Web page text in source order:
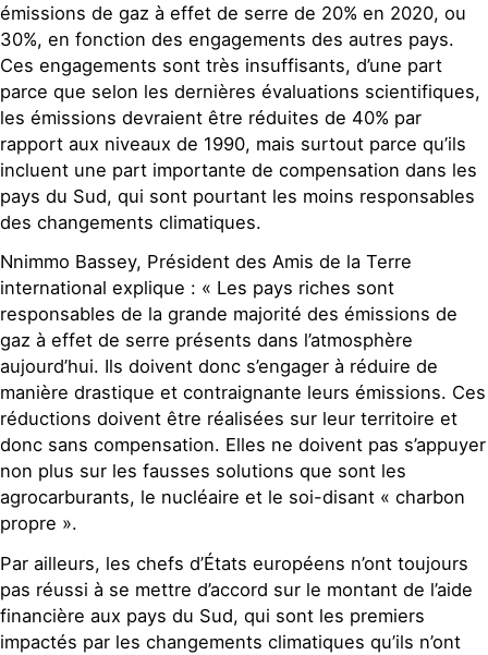
émissions de gaz à effet de serre de 20% en 2020, ou
30%, en fonction des engagements des autres pays.
Ces engagements sont très insuffisants, d’une part
parce que selon les dernières évaluations scientifiques,
les émissions devraient être réduites de 40% par
rapport aux niveaux de 1990, mais surtout parce qu’ils
incluent une part importante de compensation dans les
pays du Sud, qui sont pourtant les moins responsables
des changements climatiques.
Nnimmo Bassey, Président des Amis de la Terre
international explique : « Les pays riches sont
responsables de la grande majorité des émissions de
gaz à effet de serre présents dans l’atmosphère
aujourd’hui. Ils doivent donc s’engager à réduire de
manière drastique et contraignante leurs émissions. Ces
réductions doivent être réalisées sur leur territoire et
donc sans compensation. Elles ne doivent pas s’appuyer
non plus sur les fausses solutions que sont les
agrocarburants, le nucléaire et le soi-disant « charbon
propre ».
Par ailleurs, les chefs d’États européens n’ont toujours
pas réussi à se mettre d’accord sur le montant de l’aide
financière aux pays du Sud, qui sont les premiers
impactés par les changements climatiques qu’ils n’ont